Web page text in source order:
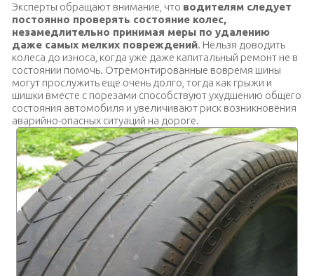
Эксперты обращают внимание, что водителям следует
постоянно проверять состояние колес,
незамедлительно принимая меры по удалению
даже самых мелких повреждений. Нельзя доводить
колеса до износа, когда уже даже капитальный ремонт не в
состоянии помочь. Отремонтированные вовремя шины
могут прослужить еще очень долго, тогда как грыжи и
шишки вместе с порезами способствуют ухудшению общего
состояния автомобиля и увеличивают риск возникновения
аварийно-опасных ситуаций на дороге.